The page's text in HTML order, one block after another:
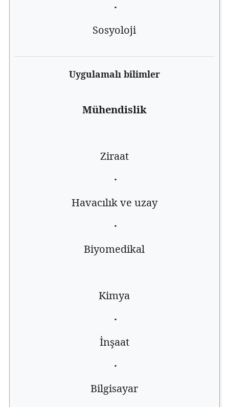
·
Sosyoloji
Uygulamalı bilimler
Mühendislik
Ziraat
·
Havacılık ve uzay
·
Biyomedikal
Kimya
·
İnşaat
·
Bilgisayar